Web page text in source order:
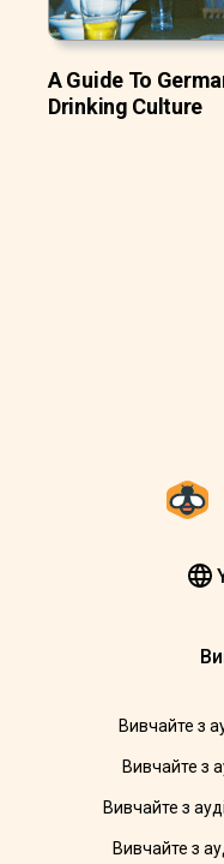
A Guide To
Drinking Culture
Вивчайте з
Вивчайте з
Вивчайте з
Вивчайте з